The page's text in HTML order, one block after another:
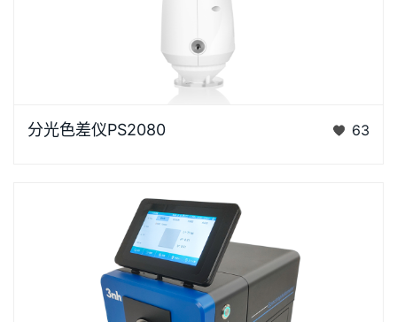
系列的昵称，“胖妞&rdq…
分光色差仪PS2080 63